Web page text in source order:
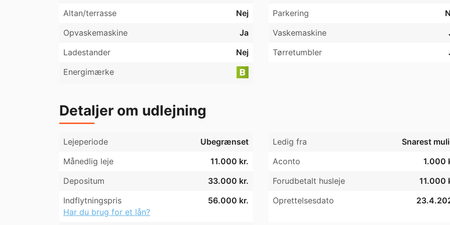
Badeværelset er lyst og enkelt indrettet med lyse fliser, bruseniche, underskab, spejlskab og
adgang til daglige indkøb, caféer, grønne åndehuller og gode transportmuligheder. En lejlighed med
masser af sjæl, plads og fleksibilitet – ideel til familien, parret eller dig, der vil kombinere hjem og
på samme adresse.
Altan/terrasse
Nej Parkering
Opvaskemaskine
Ja Vaskemaskine
Ladestander
Nej Tørretumbler
Energimærke
Detaljer om udlejning
Lejeperiode Ubegrænset Ledig fra
Snarest
Månedlig leje
11.000 kr. Aconto
1.000
Depositum
33.000 kr. Forudbetalt husleje
11.000
Indflytningspris
56.000 kr.
Har du brug for et lån?
Oprettelsesdato